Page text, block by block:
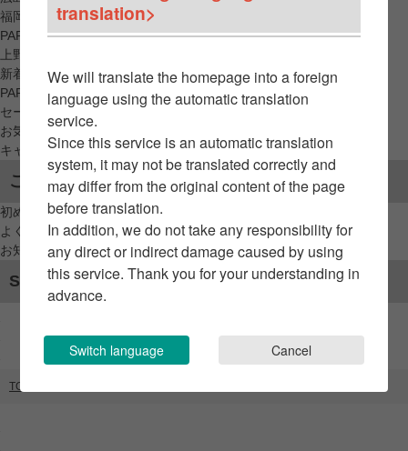
福岡PARCO
PARCO_ya
上野
新着アイテムから探す
PARCO限定アイテムから探す
セールアイテムから探す
お気に入りから探す
キャンペーン/クーポン対象から探す
ご利用案内
初めてのお客様へ
よくあるご質問 / お問い合わせ
お知らせ
SNSアカウント
TOP
translation>
We will translate the homepage into a foreign
language using the automatic translation
service.
Since this service is an automatic translation
system, it may not be translated correctly and
may differ from the original content of the page
before translation.
In addition, we do not take any responsibility for
any direct or indirect damage caused by using
this service. Thank you for your understanding in
advance.
Switch language Cancel